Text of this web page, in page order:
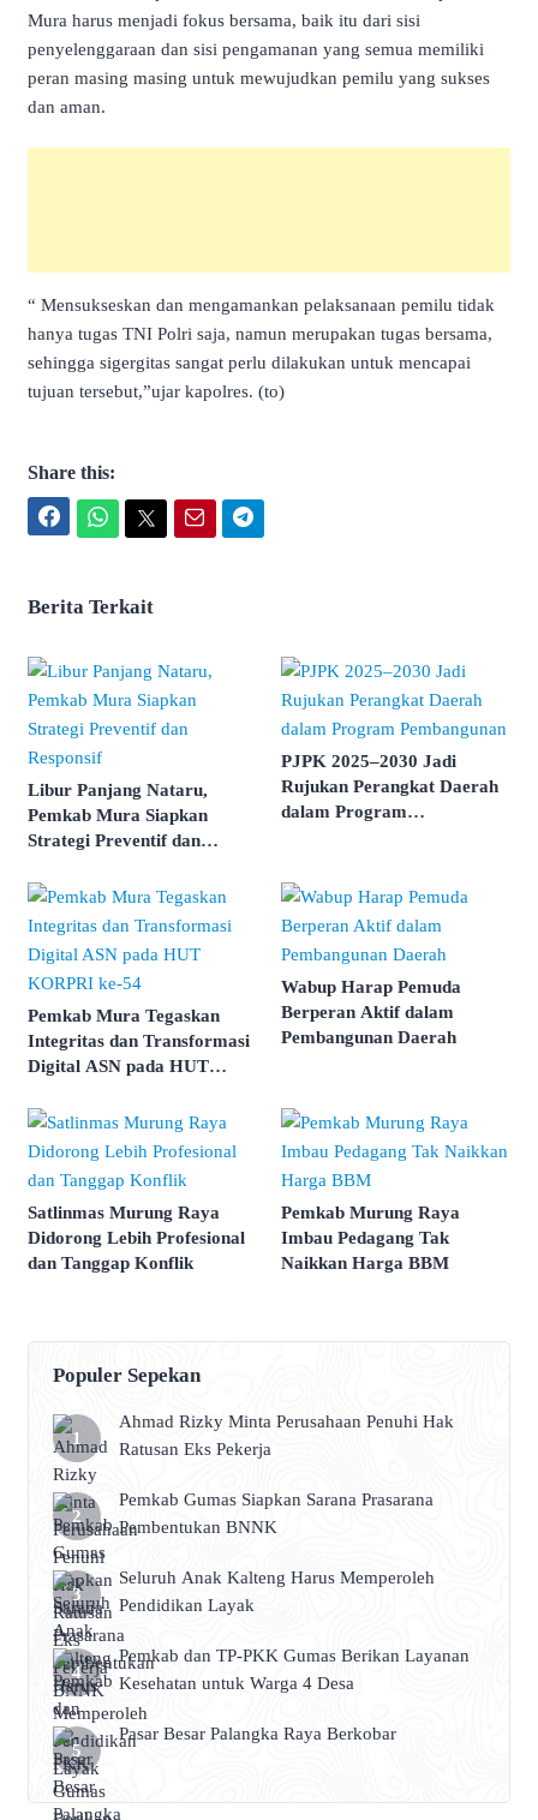
Mura harus menjadi fokus bersama, baik itu dari sisi
penyelenggaraan dan sisi pengamanan yang semua memiliki
peran masing masing untuk mewujudkan pemilu yang sukses
dan aman.
“ Mensukseskan dan mengamankan pelaksanaan pemilu tidak
hanya tugas TNI Polri saja, namun merupakan tugas bersama,
sehingga sigergitas sangat perlu dilakukan untuk mencapai
tujuan tersebut,”ujar kapolres. (to)
Share this:
Berita Terkait
Libur Panjang Nataru,
Pemkab Mura Siapkan
Strategi Preventif dan
PJPK 2025–2030 Jadi
Rujukan Perangkat Daerah
dalam Program
Pemkab Mura Tegaskan
Integritas dan Transformasi
Digital ASN pada HUT
Wabup Harap Pemuda
Berperan Aktif dalam
Pembangunan Daerah
Satlinmas Murung Raya
Didorong Lebih Profesional
dan Tanggap Konflik
Pemkab Murung Raya
Imbau Pedagang Tak
Naikkan Harga BBM
Populer Sepekan
Ahmad Rizky Minta Perusahaan Penuhi Hak
Ratusan Eks Pekerja
Pemkab Gumas Siapkan Sarana Prasarana
Pembentukan BNNK
Seluruh Anak Kalteng Harus Memperoleh
Pendidikan Layak
Pemkab dan TP-PKK Gumas Berikan Layanan
Kesehatan untuk Warga 4 Desa
Pasar Besar Palangka Raya Berkobar